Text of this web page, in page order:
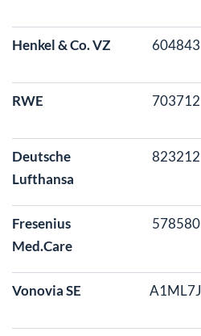
Henkel & Co. VZ 604843
RWE 703712
Deutsche
Lufthansa
823212
Fresenius
Med.Care
578580
Vonovia SE A1ML7J